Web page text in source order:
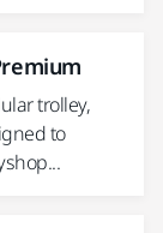
trolley,
to